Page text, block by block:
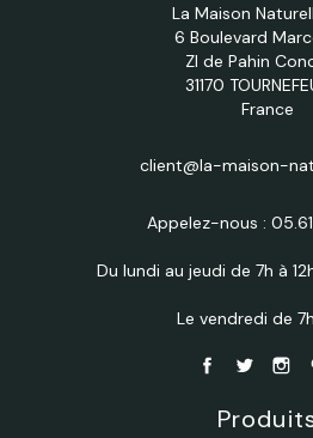
La Maison
6 Boulevard
ZI de Pahin
31170
France
client@la-maison-
Appelez-nous :
Du lundi au jeudi de 7h à
Le vendredi de